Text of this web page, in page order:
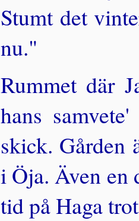
Stumt det
nu."
Rummet där
hans
skick. Gården
i Öja. Även en
tid på Haga